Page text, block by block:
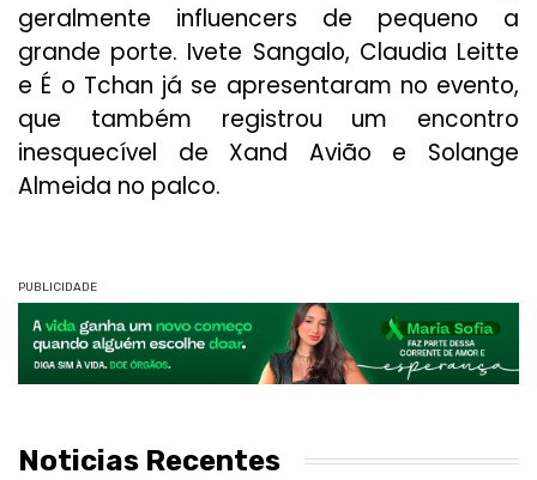
geralmente influencers de pequeno a
grande porte. Ivete Sangalo, Claudia Leitte
e É o Tchan já se apresentaram no evento,
que também registrou um encontro
inesquecível de Xand Avião e Solange
Almeida no palco.
PUBLICIDADE
Noticias Recentes